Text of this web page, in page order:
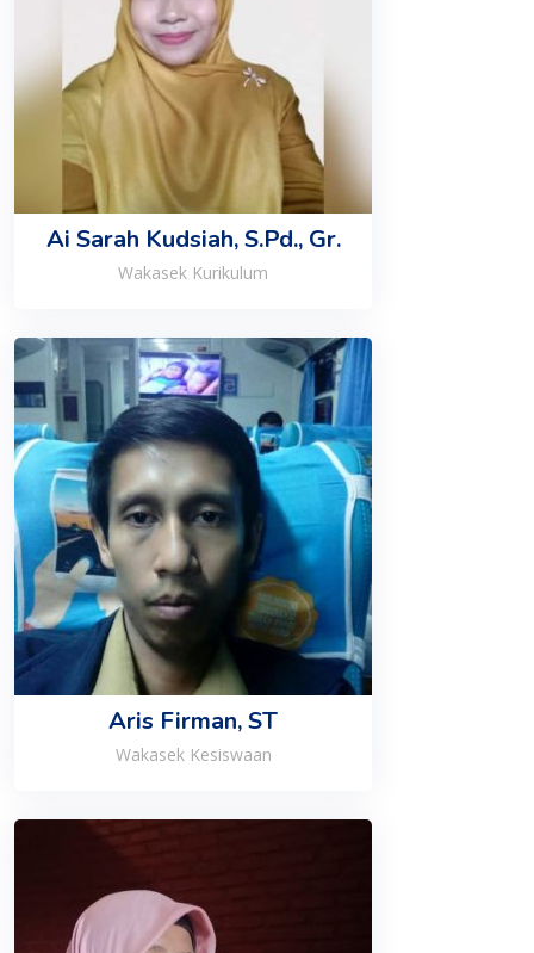
Ai Sarah Kudsiah, S.Pd., Gr.
Wakasek Kurikulum
Aris Firman, ST
Wakasek Kesiswaan